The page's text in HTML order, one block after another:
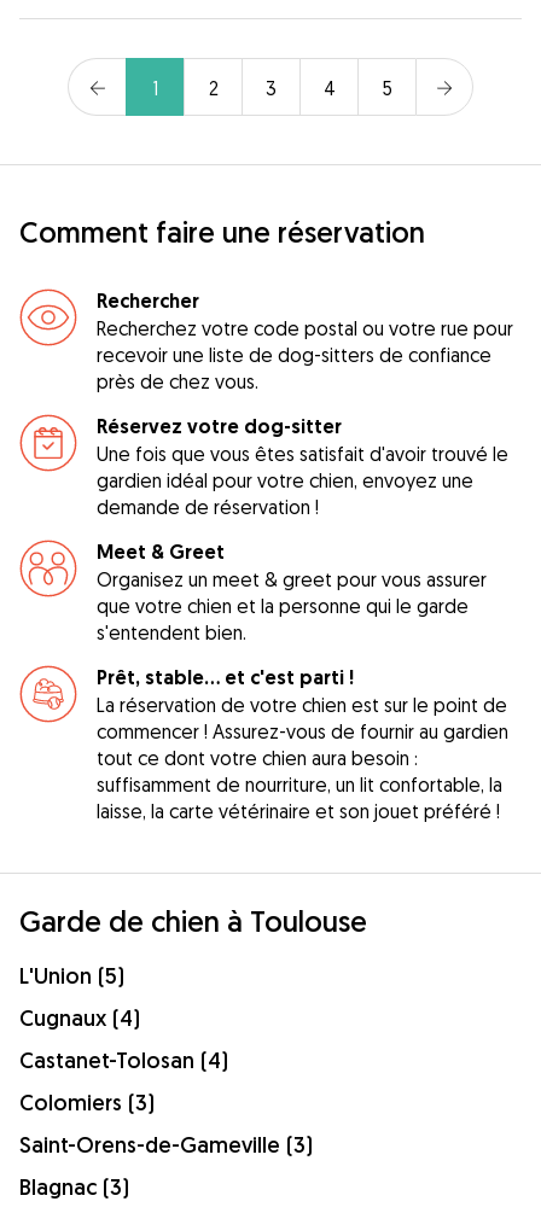
1 2 3 4 5
Comment faire une réservation
Rechercher
Recherchez votre code postal ou votre rue pour
recevoir une liste de dog-sitters de confiance
près de chez vous.
Réservez votre dog-sitter
Une fois que vous êtes satisfait d'avoir trouvé le
gardien idéal pour votre chien, envoyez une
demande de réservation !
Meet & Greet
Organisez un meet & greet pour vous assurer
que votre chien et la personne qui le garde
s'entendent bien.
Prêt, stable... et c'est parti !
La réservation de votre chien est sur le point de
commencer ! Assurez-vous de fournir au gardien
tout ce dont votre chien aura besoin :
suffisamment de nourriture, un lit confortable, la
laisse, la carte vétérinaire et son jouet préféré !
Garde de chien à Toulouse
L'Union (5)
Cugnaux (4)
Castanet-Tolosan (4)
Colomiers (3)
Saint-Orens-de-Gameville (3)
Blagnac (3)